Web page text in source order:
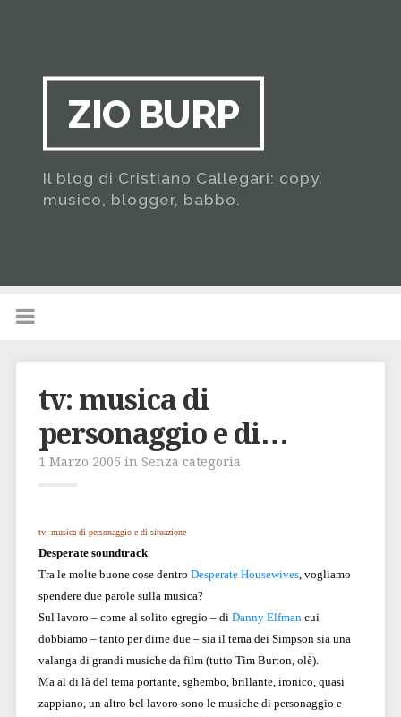
ZIO BURP
Il blog di Cristiano Callegari: copy,
musico, blogger, babbo.
tv: musica di
personaggio e di…
1 Marzo 2005 in Senza categoria
tv: musica di personaggio e di situazione
Desperate soundtrack
Tra le molte buone cose dentro Desperate Housewives, vogliamo
spendere due parole sulla musica?
Sul lavoro – come al solito egregio – di Danny Elfman cui
dobbiamo – tanto per dirne due – sia il tema dei Simpson sia una
valanga di grandi musiche da film (tutto Tim Burton, olè).
Ma al di là del tema portante, sghembo, brillante, ironico, quasi
zappiano, un altro bel lavoro sono le musiche di personaggio e